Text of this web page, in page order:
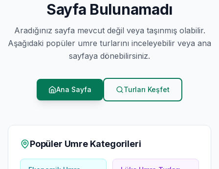
Sayfa Bulunamadı
Aradığınız sayfa mevcut değil veya taşınmış olabilir.
Aşağıdaki popüler umre turlarını inceleyebilir veya ana
sayfaya dönebilirsiniz.
Ana Sayfa Turları Keşfet
Popüler Umre Kategorileri